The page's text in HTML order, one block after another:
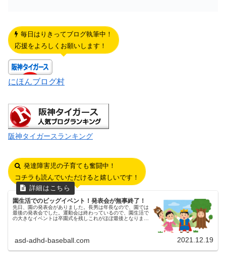
毎日はりきってブログ執筆中！
応援をよろしくお願いします！
にほんブログ村
阪神タイガースランキング
発達障害児の子育ても奮闘中！
コチラも読んでいただけると嬉しいです！
園生活でのビッグイベント！発表会が無事終了！
先日、園の発表会がありました。長男は年長なので、園では
最後の発表会でした。運動会は終わっているので、園生活で
の大きなイベントは卒園式を残しこれがほぼ最後となりまし
asd-adhd-baseball.com 2021.12.19